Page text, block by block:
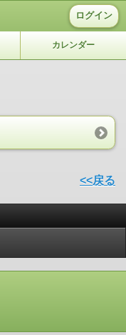
ログイン
カレンダー
<<戻る